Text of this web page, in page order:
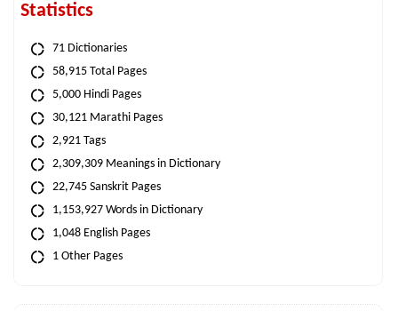
Statistics
71 Dictionaries
58,915 Total Pages
5,000 Hindi Pages
30,121 Marathi Pages
2,921 Tags
2,309,309 Meanings in Dictionary
22,745 Sanskrit Pages
1,153,927 Words in Dictionary
1,048 English Pages
1 Other Pages